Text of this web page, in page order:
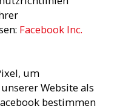
Facebook Inc.
um
Website als
bestimmen